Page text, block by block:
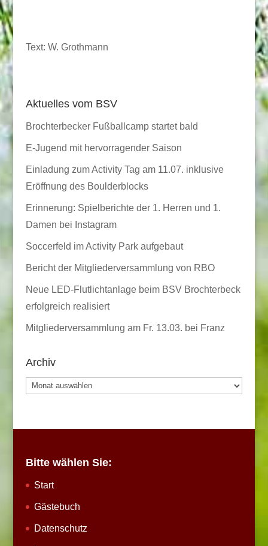
Text: W. Grothmann
Aktuelles vom BSV
Brochterbecker Fußballcamp startet bald
E-Jugend mit hervorragender Saison
Einladung zum Activity Tag am 11.07. inklusive
Eröffnung des Boulderblocks
Erinnerung: Spielberichte der 1. Herren und 1.
Damen bei Instagram
Soccerfeld im Activity Park aufgebaut
Bericht der Mitgliederversammlung von RBO
Neue LED-Flutlichtanlage beim BSV Brochterbeck
erfolgreich realisiert
Mitgliederversammlung am Fr. 13.03. bei Franz
Archiv
Archiv
Bitte wählen Sie:
Start
Gästebuch
Datenschutz